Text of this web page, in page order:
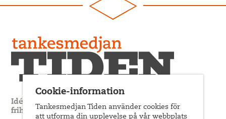
Idédebatt och analys som förnyar arbetarrörelsens
frihets- och jämlikhetssträvan
Cookie-information
Tankesmedjan Tiden använder cookies för
att utforma din upplevelse på vår webbplats